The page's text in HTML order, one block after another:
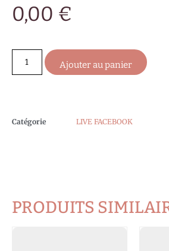
0,00 €
Ajouter au panier
Catégorie LIVE FACEBOOK
PRODUITS